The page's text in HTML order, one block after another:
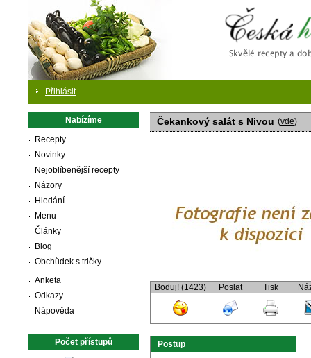
Přihlásit
Nabízíme
Recepty
Novinky
Nejoblíbenější recepty
Názory
Hledání
Menu
Články
Blog
Obchůdek s tričky
Anketa
Odkazy
Nápověda
Počet přístupů
Čekankový salát s Nivou (vde)
Boduj! (1423) Poslat Tisk
Postup